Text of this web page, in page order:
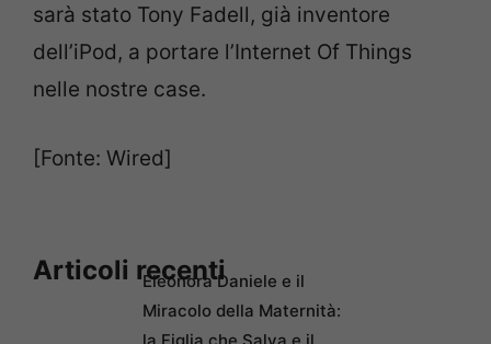
sarà stato Tony Fadell, già inventore
dell’iPod, a portare l’Internet Of Things
nelle nostre case.
[Fonte: Wired]
Articoli recentiEleonora Daniele e il
Miracolo della Maternità: